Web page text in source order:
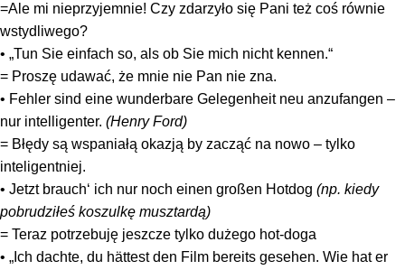
=Ale mi nieprzyjemnie! Czy zdarzyło się Pani też coś równie
wstydliwego?
• „Tun Sie einfach so, als ob Sie mich nicht kennen.“
= Proszę udawać, że mnie nie Pan nie zna.
• Fehler sind eine wunderbare Gelegenheit neu anzufangen –
nur intelligenter. (Henry Ford)
= Błędy są wspaniałą okazją by zacząć na nowo – tylko
inteligentniej.
• Jetzt brauch‘ ich nur noch einen großen Hotdog (np. kiedy
pobrudziłeś koszulkę musztardą)
= Teraz potrzebuję jeszcze tylko dużego hot-doga
• „Ich dachte, du hättest den Film bereits gesehen. Wie hat er